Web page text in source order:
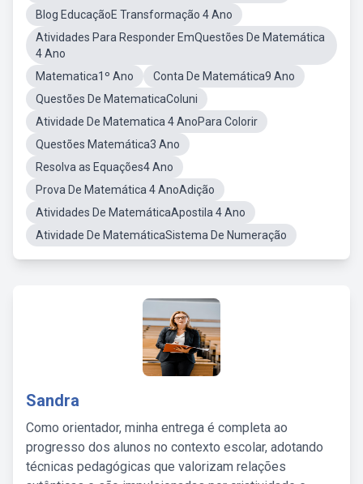
Blog EducaçãoE Transformação 4 Ano
Atividades Para Responder EmQuestões De Matemática
4 Ano
Matematica1º Ano
Conta De Matemática9 Ano
Questões De MatematicaColuni
Atividade De Matematica 4 AnoPara Colorir
Questões Matemática3 Ano
Resolva as Equações4 Ano
Prova De Matemática 4 AnoAdição
Atividades De MatemáticaApostila 4 Ano
Atividade De MatemáticaSistema De Numeração
Sandra
Como orientador, minha entrega é completa ao
progresso dos alunos no contexto escolar, adotando
técnicas pedagógicas que valorizam relações